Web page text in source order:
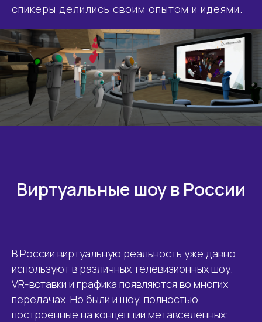
спикеры делились своим опытом и идеями.
Виртуальные шоу в России
В России виртуальную реальность уже давно
используют в различных телевизионных шоу.
VR-вставки и графика появляются во многих
передачах. Но были и шоу, полностью
построенные на концепции метавселенных: